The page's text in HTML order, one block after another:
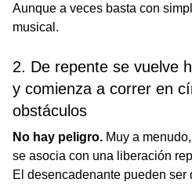
Aunque a veces basta con
musical.
2. De repente se vuelve
y comienza a correr en
obstáculos
No hay peligro. Muy a
se asocia con una liberación
El desencadenante pueden ser